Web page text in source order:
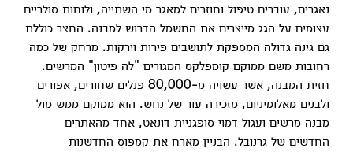
נאגרים, עוברים טיפול וחוזרים למאגר מי השתייה, ולוחות סולריים
עצומים על הגג מייצרים את החשמל הדרוש למבנה. החצר כוללת
גם גינה גדולה המספקת לתושבים פירות וירקות. מרחק של כמה
רחובות משם ממוקם קומפלקס המגורים "לה פיטון" המרשים.
חזית המבנה, אשר עשויה מ-80,000 פנלים שחורים, אפורים
ולבנים מאלומיניום, מזכירה עור של נחש. הוא ממוקם ממש מול
מבנה מרשים ועגול דמוי סופגניית דונאט, אחד מהאתרים
החדשים של גרנובל. הבניין מארח את קמפוס החדשנות